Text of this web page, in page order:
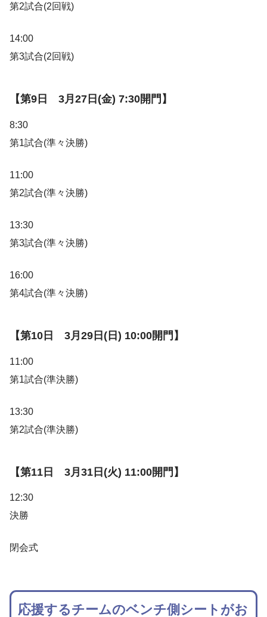
第2試合(2回戦)
14:00
第3試合(2回戦)
【第9日 3月27日(金) 7:30開門】
8:30
第1試合(準々決勝)
11:00
第2試合(準々決勝)
13:30
第3試合(準々決勝)
16:00
第4試合(準々決勝)
【第10日 3月29日(日) 10:00開門】
11:00
第1試合(準決勝)
13:30
第2試合(準決勝)
【第11日 3月31日(火) 11:00開門】
12:30
決勝
閉会式
応援するチームのベンチ側シートがお